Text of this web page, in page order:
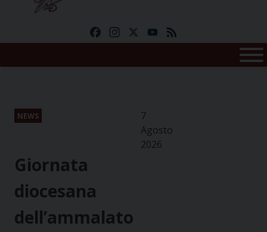
FacebookInstagramYouTube
NEWS
7
Agosto
2026
Giornata
diocesana
dell’ammalato